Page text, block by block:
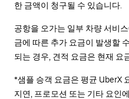
한 금액이 청구될 수 있습니다.
공항을 오가는 일부 차량 서비
금에 따른 추가 요금이 발생할
되는 경우, 견적 요금은 현재 요
*샘플 승객 요금은 평균 UberX
지연, 프로모션 또는 기타 요인